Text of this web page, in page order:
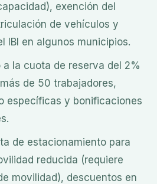
exención del
de vehículos y
IBI en algunos municipios.
a la cuota de reserva del 2%
de 50 trabajadores,
específicas y bonificaciones
de estacionamiento para
reducida (requiere
movilidad), descuentos en